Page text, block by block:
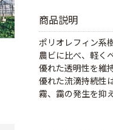
商品説明
ポリオレフィン系
農ビに比べ、軽く
優れた透明性を維
優れた流滴持続性
霧、靄の発生を抑